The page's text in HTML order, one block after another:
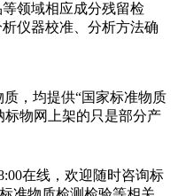
领域相应成分残留检
仪器校准、分析方法确
，均提供“国家标准物质
标物网上架的只是部分产
在线，欢迎随时咨询标